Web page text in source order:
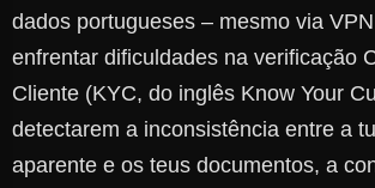
dados portugueses – mesmo via
enfrentar dificuldades na verificação
Cliente (KYC, do inglês Know Your
detectarem a inconsistência entre a
aparente e os teus documentos, a